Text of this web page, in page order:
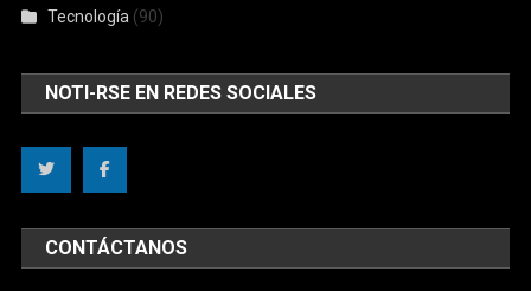
Tecnología (90)
NOTI-RSE EN REDES SOCIALES
CONTÁCTANOS